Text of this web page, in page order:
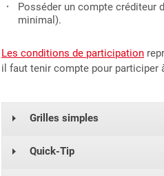
Posséder un compte créditeur
minimal).
Les conditions de participation
il faut tenir compte pour participer
Grilles simples
Quick-Tip